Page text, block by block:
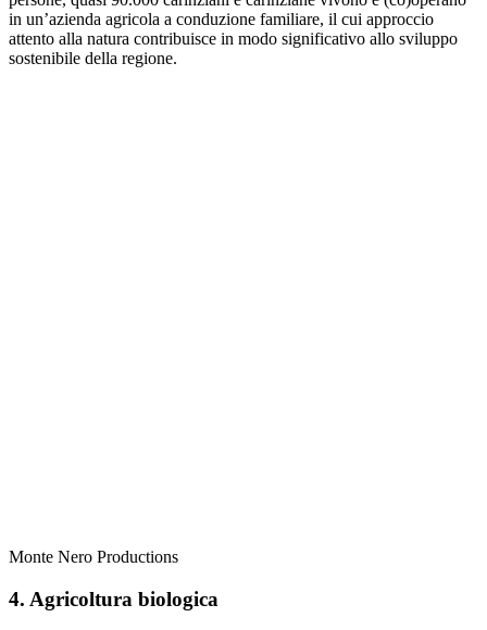
in un’azienda agricola a conduzione familiare, il cui approccio
attento alla natura contribuisce in modo significativo allo sviluppo
sostenibile della regione.
Monte Nero Productions
4. Agricoltura biologica